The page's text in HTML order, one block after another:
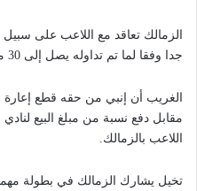
الزمالك تعاقد مع اللاعب على
جدا وفقا لما تم تداوله يصل إلى 30 مليون جنيه.
الغريب أن إنبي من حقه قطع
مقابل دفع نسبة من مبلغ البيع
اللاعب بالزمالك.
تخيل يشارك الزمالك في بطولة